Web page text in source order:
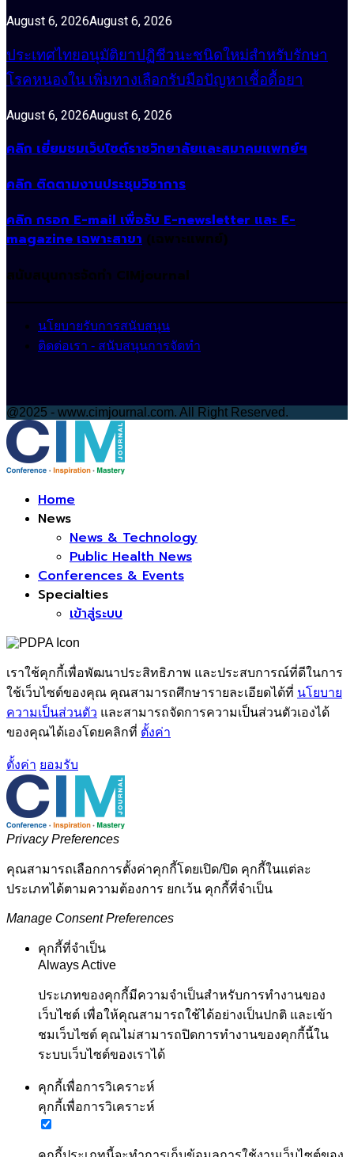
August 6, 2026August 6, 2026
ประเทศไทยอนุมัติยาปฏิชีวนะชนิดใหม่สำหรับรักษา
โรคหนองใน เพิ่มทางเลือกรับมือปัญหาเชื้อดื้อยา
August 6, 2026August 6, 2026
คลิก เยี่ยมชมเว็บไซต์ราชวิทยาลัยและสมาคมแพทย์ฯ
คลิก ติดตามงานประชุมวิชาการ
คลิก กรอก E-mail เพื่อรับ E-newsletter และ E-
magazine เฉพาะสาขา (เฉพาะแพทย์)
สนับสนุนการจัดทำ CIMjournal
นโยบายรับการสนับสนุน
ติดต่อเรา - สนับสนุนการจัดทำ
@2025 - www.cimjournal.com. All Right Reserved.
Home
News
News & Technology
Public Health News
Conferences & Events
Specialties
เข้าสู่ระบบ
เราใช้คุกกี้เพื่อพัฒนาประสิทธิภาพ และประสบการณ์ที่ดีในการ
ใช้เว็บไซต์ของคุณ คุณสามารถศึกษารายละเอียดได้ที่ นโยบาย
ความเป็นส่วนตัว และสามารถจัดการความเป็นส่วนตัวเองได้
ของคุณได้เองโดยคลิกที่ ตั้งค่า
ตั้งค่า ยอมรับ
Privacy Preferences
คุณสามารถเลือกการตั้งค่าคุกกี้โดยเปิด/ปิด คุกกี้ในแต่ละ
ประเภทได้ตามความต้องการ ยกเว้น คุกกี้ที่จำเป็น
Manage Consent Preferences
คุกกี้ที่จำเป็น
Always Active
ประเภทของคุกกี้มีความจำเป็นสำหรับการทำงานของ
เว็บไซต์ เพื่อให้คุณสามารถใช้ได้อย่างเป็นปกติ และเข้า
ชมเว็บไซต์ คุณไม่สามารถปิดการทำงานของคุกกี้นี้ใน
ระบบเว็บไซต์ของเราได้
คุกกี้เพื่อการวิเคราะห์
คุกกี้เพื่อการวิเคราะห์